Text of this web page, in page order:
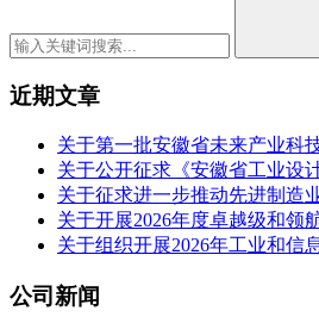
近期文章
关于第一批安徽省未来产业科
关于公开征求《安徽省工业设
关于征求进一步推动先进制造
关于开展2026年度卓越级和领
关于组织开展2026年工业和信
公司新闻